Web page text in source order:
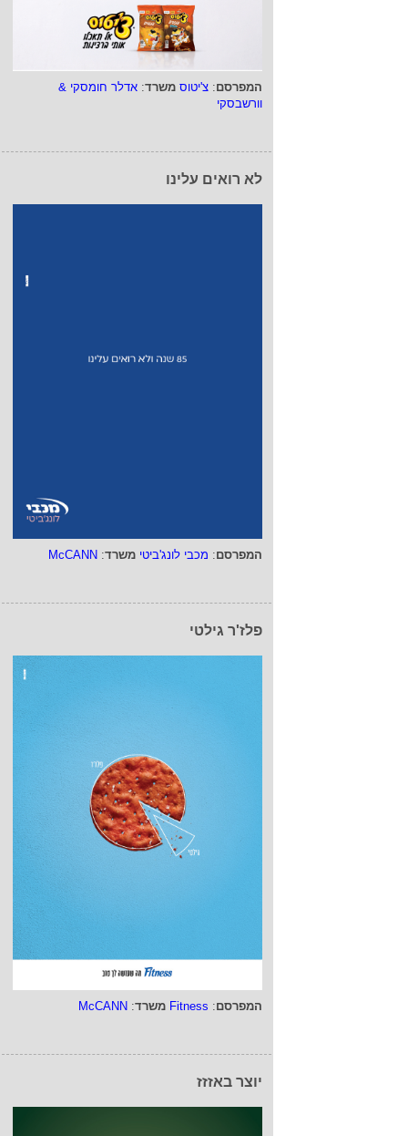
המפרסם: צ'יטוס משרד: אדלר חומסקי &
וורשבסקי
לא רואים עלינו
המפרסם: מכבי לונג'ביטי משרד:
McCANN
פלז'ר גילטי
המפרסם:
Fitness משרד:
McCANN
יוצר באזזז